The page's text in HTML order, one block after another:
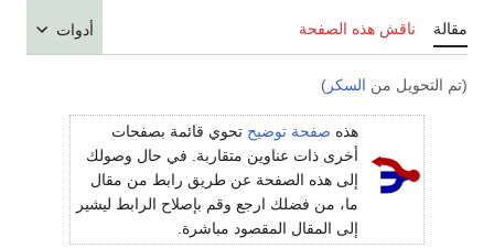
مقالة ناقش هذه الصفحة أدوات
(تم التحويل من السكر )
هذه صفحة توضيح تحوي قائمة بصفحات
أخرى ذات عناوين متقاربة. في حال وصولك
إلى هذه الصفحة عن طريق رابط من مقال
ما، من فضلك ارجع وقم بإصلاح الرابط ليشير
إلى المقال المقصود مباشرة.